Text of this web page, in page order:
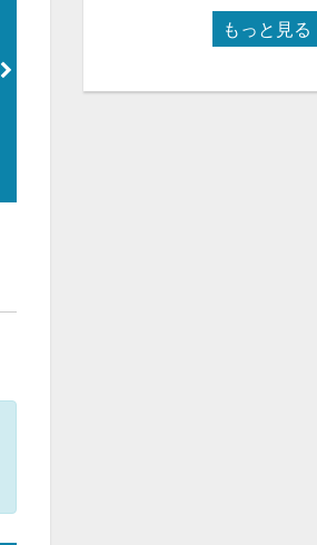
ICTツールを活用したケアマネジメントプロセス実践法(全3回の第3回)
もっと見る